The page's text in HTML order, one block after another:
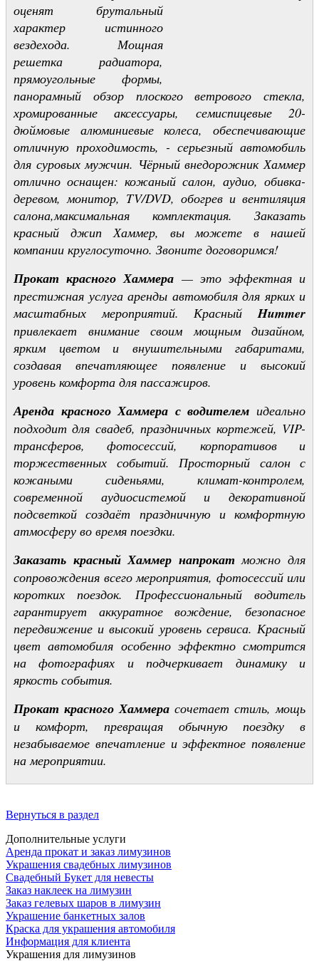
оценят брутальный
характер истинного
вездехода. Мощная
решетка радиатора,
прямоугольные формы,
панорамный обзор плоского ветрового стекла,
хромированные аксессуары, семиспицевые 20-
дюймовые алюминиевые колеса, обеспечивающие
отличную проходимость, - серьезный автомобиль
для суровых мужчин. Чёрный внедорожник Хаммер
отлично оснащен: кожаный салон, аудио, обивка-
деревом, монитор, TV/DVD, обогрев и вентиляция
салона,максимальная комплектация. Заказать
красный джип Хаммер, вы можете в нашей
компании круглосуточно. Звоните договоримся!
Прокат красного Хаммера — это эффектная и
престижная услуга аренды автомобиля для ярких и
масштабных мероприятий. Красный Hummer
привлекает внимание своим мощным дизайном,
ярким цветом и внушительными габаритами,
создавая впечатляющее появление и высокий
уровень комфорта для пассажиров.
Аренда красного Хаммера с водителем идеально
подходит для свадеб, праздничных кортежей, VIP-
трансферов, фотосессий, корпоративов и
торжественных событий. Просторный салон с
кожаными сиденьями, климат-контролем,
современной аудиосистемой и декоративной
подсветкой создаёт праздничную и комфортную
атмосферу во время поездки.
Заказать красный Хаммер напрокат можно для
сопровождения всего мероприятия, фотосессий или
коротких поездок. Профессиональный водитель
гарантирует аккуратное вождение, безопасное
передвижение и высокий уровень сервиса. Красный
цвет автомобиля особенно эффектно смотрится
на фотографиях и подчеркивает динамику и
яркость события.
Прокат красного Хаммера сочетает стиль, мощь
и комфорт, превращая обычную поездку в
незабываемое впечатление и эффектное появление
на мероприятии.
Вернуться в раздел
Дополнительные услуги
Аренда прокат и заказ лимузинов
Украшения свадебных лимузинов
Свадебный Букет для невесты
Заказ наклеек на лимузин
Заказ гелевых шаров в лимузин
Украшение банкетных залов
Краска для украшения автомобиля
Информация для клиента
Украшения для лимузинов